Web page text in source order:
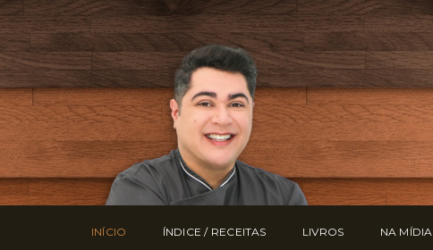
INÍCIO ÍNDICE / RECEITAS LIVROS NA MÍDIA